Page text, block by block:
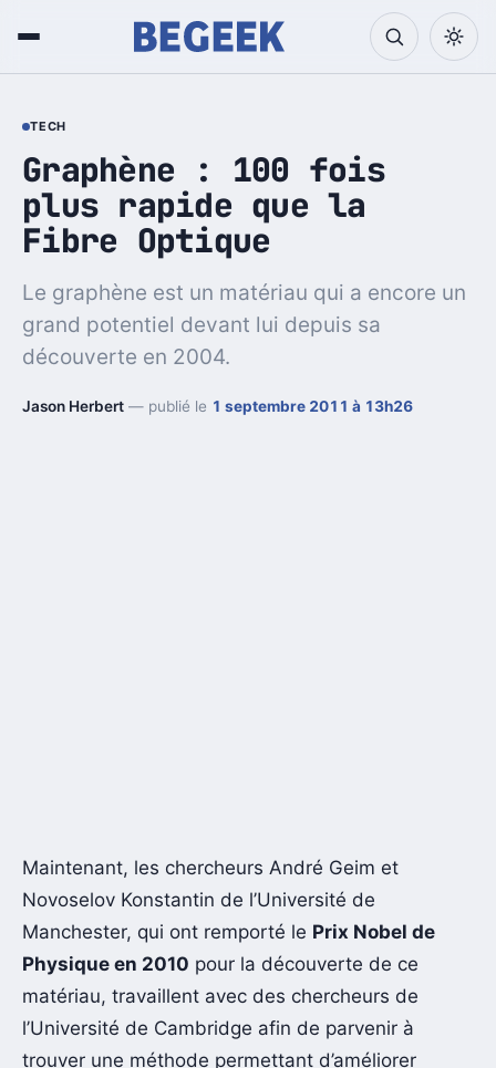
TECH
Graphène : 100 fois
plus rapide que la
Fibre Optique
Le graphène est un matériau qui a encore un
grand potentiel devant lui depuis sa
découverte en 2004.
Jason Herbert — publié le 1 septembre 2011 à 13h26
Maintenant, les chercheurs André Geim et
Novoselov Konstantin de l’Université de
Manchester, qui ont remporté le Prix Nobel de
Physique en 2010 pour la découverte de ce
matériau, travaillent avec des chercheurs de
l’Université de Cambridge afin de parvenir à
trouver une méthode permettant d’améliorer